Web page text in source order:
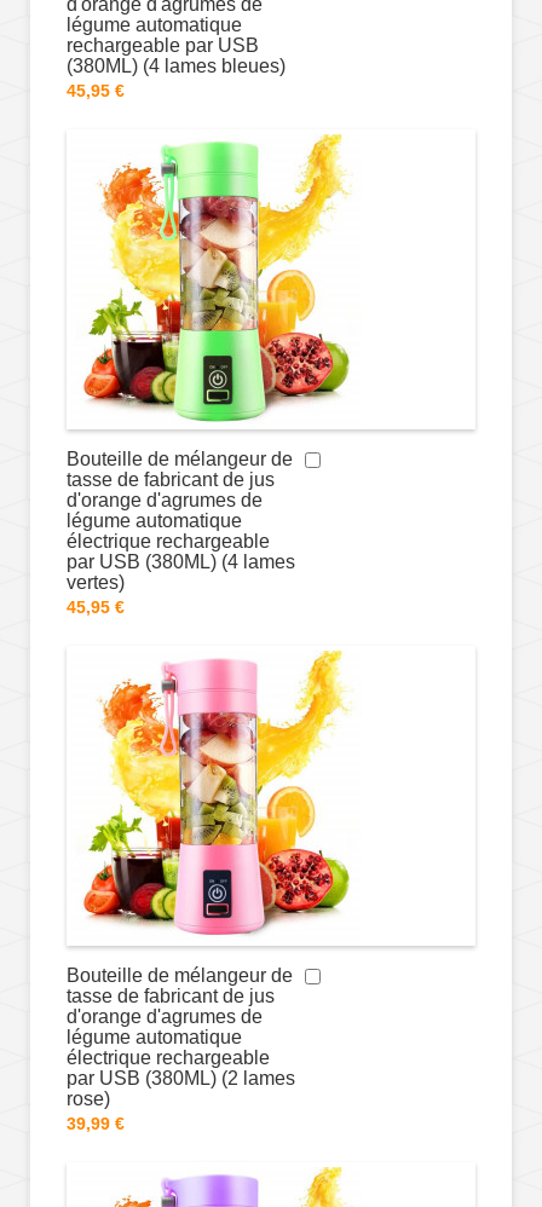
légume automatique
rechargeable par USB
(380ML) (4 lames bleues)
45,95 €
Bouteille de mélangeur de
tasse de fabricant de jus
d'orange d'agrumes de
légume automatique
électrique rechargeable
par USB (380ML) (4 lames
vertes)
45,95 €
Bouteille de mélangeur de
tasse de fabricant de jus
d'orange d'agrumes de
légume automatique
électrique rechargeable
par USB (380ML) (2 lames
rose)
39,99 €